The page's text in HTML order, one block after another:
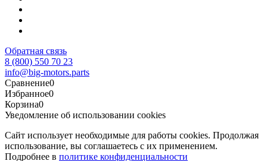
Обратная связь
8 (800) 550 70 23
info@big-motors.parts
Сравнение0
Избранное0
Корзина0
Уведомление об использовании cookies
Сайт использует необходимые для работы cookies. Продолжая
использование, вы соглашаетесь с их применением.
Подробнее в политике конфиденциальности